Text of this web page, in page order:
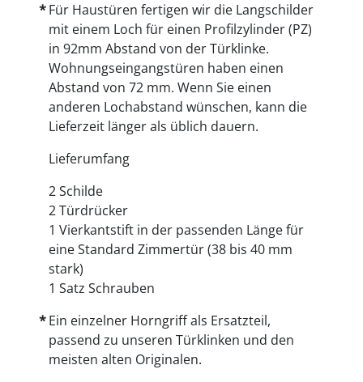
Für Haustüren fertigen wir die Langschilder
mit einem Loch für einen Profilzylinder (PZ)
in 92mm Abstand von der Türklinke.
Wohnungseingangstüren haben einen
Abstand von 72 mm. Wenn Sie einen
anderen Lochabstand wünschen, kann die
Lieferzeit länger als üblich dauern.
Lieferumfang
2 Schilde
2 Türdrücker
1 Vierkantstift in der passenden Länge für
eine Standard Zimmertür (38 bis 40 mm
stark)
1 Satz Schrauben
Ein einzelner Horngriff als Ersatzteil,
passend zu unseren Türklinken und den
meisten alten Originalen.